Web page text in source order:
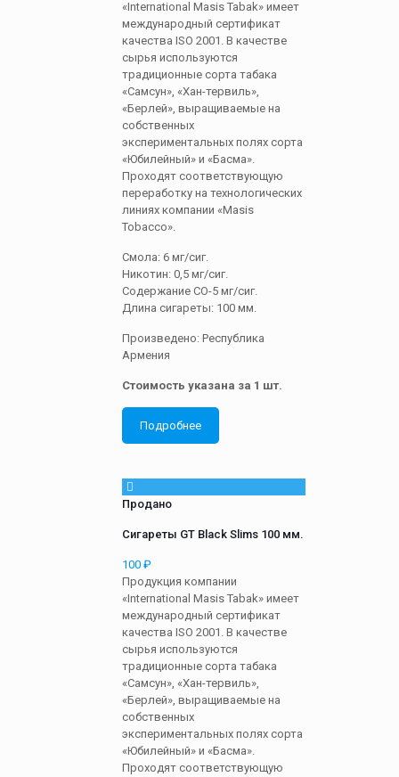
«International Masis Tabak» имеет
международный сертификат
качества ISO 2001. В качестве
сырья используются
традиционные сорта табака
«Самсун», «Хан-тервиль»,
«Берлей», выращиваемые на
собственных
экспериментальных полях сорта
«Юбилейный» и «Басма».
Проходят соответствующую
переработку на технологических
линиях компании «Masis
Tobacco».
Смола: 6 мг/сиг.
Никотин: 0,5 мг/сиг.
Содержание СО-5 мг/сиг.
Длина сигареты: 100 мм.
Произведено: Республика
Армения
Стоимость указана за 1 шт.
Подробнее
Продано
Сигареты GT Black Slims 100 мм.
100 ₽
Продукция компании
«International Masis Tabak» имеет
международный сертификат
качества ISO 2001. В качестве
сырья используются
традиционные сорта табака
«Самсун», «Хан-тервиль»,
«Берлей», выращиваемые на
собственных
экспериментальных полях сорта
«Юбилейный» и «Басма».
Проходят соответствующую